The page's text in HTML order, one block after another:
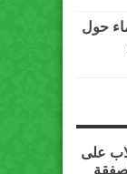
حول
على